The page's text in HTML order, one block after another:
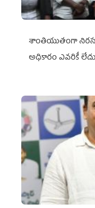
శాంతియుతంగా
అధికారం ఎవరికీ లేదు